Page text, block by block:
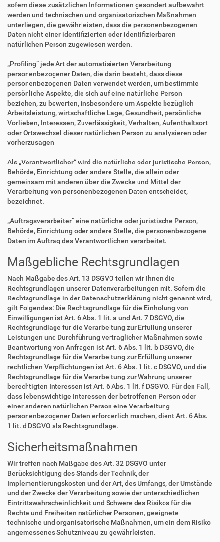
sofern diese zusätzlichen Informationen gesondert aufbewahrt
werden und technischen und organisatorischen Maßnahmen
unterliegen, die gewährleisten, dass die personenbezogenen
Daten nicht einer identifizierten oder identifizierbaren
natürlichen Person zugewiesen werden.
„Profiling“ jede Art der automatisierten Verarbeitung
personenbezogener Daten, die darin besteht, dass diese
personenbezogenen Daten verwendet werden, um bestimmte
persönliche Aspekte, die sich auf eine natürliche Person
beziehen, zu bewerten, insbesondere um Aspekte bezüglich
Arbeitsleistung, wirtschaftliche Lage, Gesundheit, persönliche
Vorlieben, Interessen, Zuverlässigkeit, Verhalten, Aufenthaltsort
oder Ortswechsel dieser natürlichen Person zu analysieren oder
vorherzusagen.
Als „Verantwortlicher“ wird die natürliche oder juristische Person,
Behörde, Einrichtung oder andere Stelle, die allein oder
gemeinsam mit anderen über die Zwecke und Mittel der
Verarbeitung von personenbezogenen Daten entscheidet,
bezeichnet.
„Auftragsverarbeiter“ eine natürliche oder juristische Person,
Behörde, Einrichtung oder andere Stelle, die personenbezogene
Daten im Auftrag des Verantwortlichen verarbeitet.
Maßgebliche Rechtsgrundlagen
Nach Maßgabe des Art. 13 DSGVO teilen wir Ihnen die
Rechtsgrundlagen unserer Datenverarbeitungen mit. Sofern die
Rechtsgrundlage in der Datenschutzerklärung nicht genannt wird,
gilt Folgendes: Die Rechtsgrundlage für die Einholung von
Einwilligungen ist Art. 6 Abs. 1 lit. a und Art. 7 DSGVO, die
Rechtsgrundlage für die Verarbeitung zur Erfüllung unserer
Leistungen und Durchführung vertraglicher Maßnahmen sowie
Beantwortung von Anfragen ist Art. 6 Abs. 1 lit. b DSGVO, die
Rechtsgrundlage für die Verarbeitung zur Erfüllung unserer
rechtlichen Verpflichtungen ist Art. 6 Abs. 1 lit. c DSGVO, und die
Rechtsgrundlage für die Verarbeitung zur Wahrung unserer
berechtigten Interessen ist Art. 6 Abs. 1 lit. f DSGVO. Für den Fall,
dass lebenswichtige Interessen der betroffenen Person oder
einer anderen natürlichen Person eine Verarbeitung
personenbezogener Daten erforderlich machen, dient Art. 6 Abs.
1 lit. d DSGVO als Rechtsgrundlage.
Sicherheitsmaßnahmen
Wir treffen nach Maßgabe des Art. 32 DSGVO unter
Berücksichtigung des Stands der Technik, der
Implementierungskosten und der Art, des Umfangs, der Umstände
und der Zwecke der Verarbeitung sowie der unterschiedlichen
Eintrittswahrscheinlichkeit und Schwere des Risikos für die
Rechte und Freiheiten natürlicher Personen, geeignete
technische und organisatorische Maßnahmen, um ein dem Risiko
angemessenes Schutzniveau zu gewährleisten.